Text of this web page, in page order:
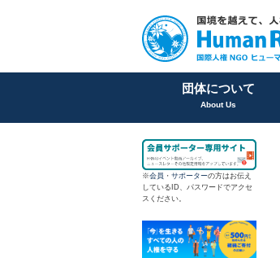
団体について
About Us
※会員 ・ サポーターの方はお伝え
しているID、パスワードでアクセ
スください。